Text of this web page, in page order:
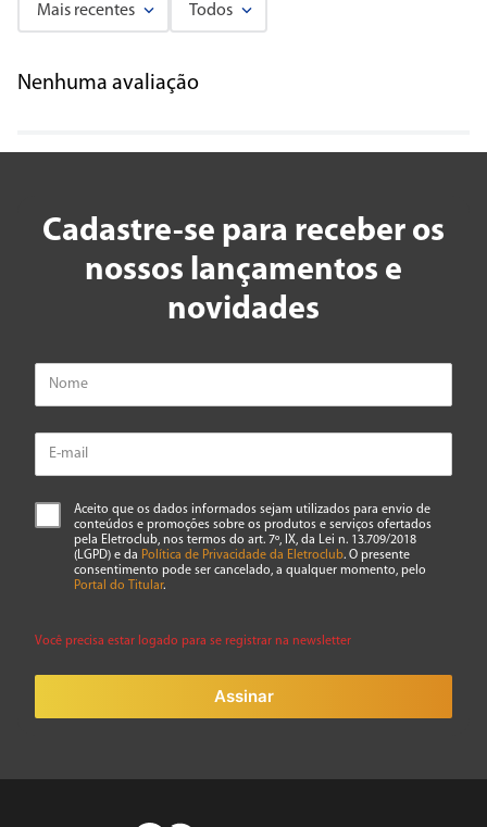
Mais recentes Todos
Nenhuma avaliação
Cadastre-se para receber os
nossos lançamentos e
novidades
Aceito que os dados informados sejam utilizados para envio de
conteúdos e promoções sobre os produtos e serviços ofertados
pela Eletroclub, nos termos do art. 7º, IX, da Lei n. 13.709/2018
(LGPD) e da Política de Privacidade da Eletroclub. O presente
consentimento pode ser cancelado, a qualquer momento, pelo
Portal do Titular.
Você precisa estar logado para se registrar na newsletter
Assinar